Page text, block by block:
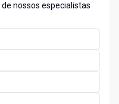
nossos especialistas